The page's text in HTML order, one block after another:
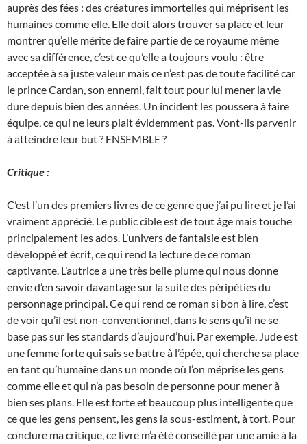
auprès des fées : des créatures immortelles qui méprisent les
humaines comme elle. Elle doit alors trouver sa place et leur
montrer qu’elle mérite de faire partie de ce royaume même
avec sa différence, c’est ce qu’elle a toujours voulu : être
acceptée à sa juste valeur mais ce n’est pas de toute facilité car
le prince Cardan, son ennemi, fait tout pour lui mener la vie
dure depuis bien des années. Un incident les poussera à faire
équipe, ce qui ne leurs plait évidemment pas. Vont-ils parvenir
à atteindre leur but ? ENSEMBLE ?
Critique :
C’est l’un des premiers livres de ce genre que j’ai pu lire et je l’ai
vraiment apprécié. Le public cible est de tout âge mais touche
principalement les ados. L’univers de fantaisie est bien
développé et écrit, ce qui rend la lecture de ce roman
captivante. L’autrice a une très belle plume qui nous donne
envie d’en savoir davantage sur la suite des péripéties du
personnage principal. Ce qui rend ce roman si bon à lire, c’est
de voir qu’il est non-conventionnel, dans le sens qu’il ne se
base pas sur les standards d’aujourd’hui. Par exemple, Jude est
une femme forte qui sais se battre à l’épée, qui cherche sa place
en tant qu’humaine dans un monde où l’on méprise les gens
comme elle et qui n’a pas besoin de personne pour mener à
bien ses plans. Elle est forte et beaucoup plus intelligente que
ce que les gens pensent, les gens la sous-estiment, à tort. Pour
conclure ma critique, ce livre m’a été conseillé par une amie à la